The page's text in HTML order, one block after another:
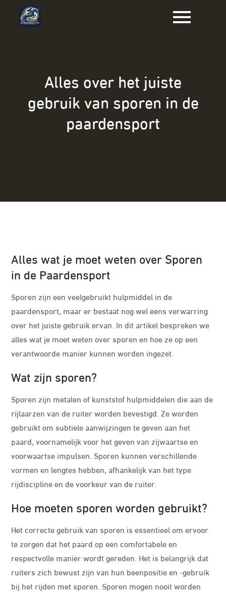
Alles over het juiste
gebruik van sporen in de
paardensport
Alles wat je moet weten over Sporen
in de Paardensport
Sporen zijn een veelgebruikt hulpmiddel in de
paardensport, maar er bestaat nog wel eens verwarring
over het juiste gebruik ervan. In dit artikel bespreken we
alles wat je moet weten over sporen en hoe ze op een
verantwoorde manier kunnen worden ingezet.
Wat zijn sporen?
Sporen zijn metalen of kunststof hulpmiddelen die aan de
rijlaarzen van de ruiter worden bevestigd. Ze worden
gebruikt om subtiele aanwijzingen te geven aan het
paard, voornamelijk voor het geven van zijwaartse en
voorwaartse impulsen. Sporen kunnen verschillende
vormen en lengtes hebben, afhankelijk van het type
rijdiscipline en de voorkeur van de ruiter.
Hoe moeten sporen worden gebruikt?
Het correcte gebruik van sporen is essentieel om ervoor
te zorgen dat het paard op een comfortabele en
respectvolle manier wordt gereden. Het is belangrijk dat
ruiters zich bewust zijn van hun beenpositie en -gebruik
bij het rijden met sporen. Sporen mogen nooit worden